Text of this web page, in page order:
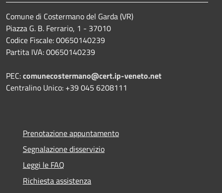
Comune di Costermano del Garda (VR)
Piazza G. B. Ferrario, 1 - 37010
Codice Fiscale: 00650140239
Partita IVA: 00650140239
PEC:comunecostermano@cert.ip-veneto.net
Centralino Unico: +39 045 6208111
Prenotazione appuntamento
Segnalazione disservizio
Leggi le FAQ
Richiesta assistenza